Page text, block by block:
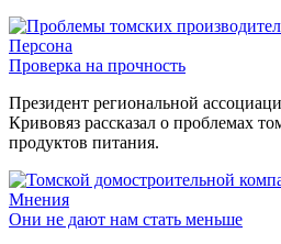
Персона
Проверка на прочность
Президент региональной
Кривовяз рассказал о проблемах
продуктов питания.
Мнения
Они не дают нам стать меньше